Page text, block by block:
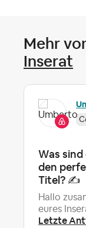
Mehr
Inserat
Was
den
Titel? ✍️
Hallo
eures
Letzte